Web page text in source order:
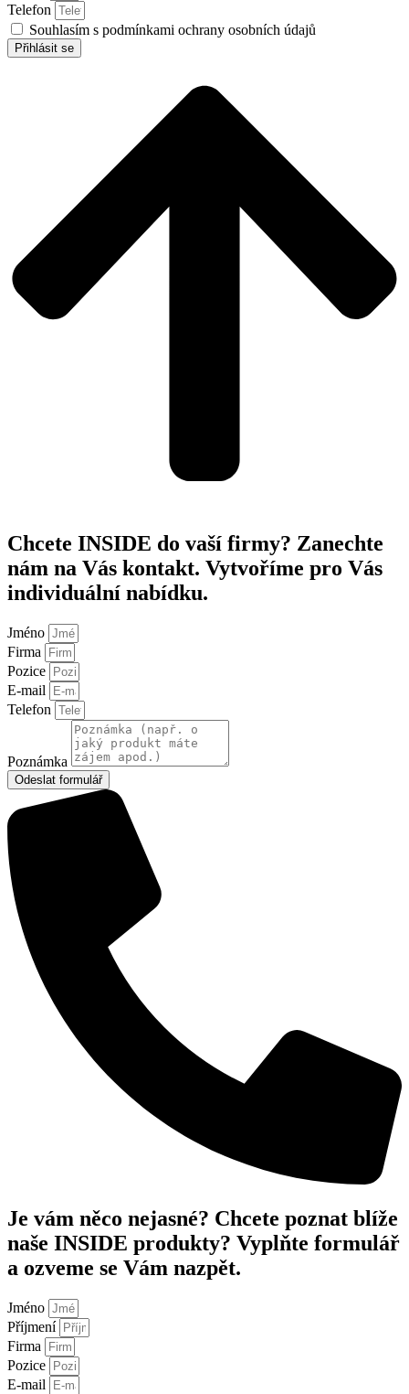
Telefon
Souhlasím s podmínkami ochrany osobních údajů
Přihlásit se
Chcete INSIDE do vaší firmy? Zanechte
nám na Vás kontakt. Vytvoříme pro Vás
individuální nabídku.
Jméno
Firma
Pozice
E-mail
Telefon
Poznámka
Odeslat formulář
Je vám něco nejasné? Chcete poznat blíže
naše INSIDE produkty? Vyplňte formulář
a ozveme se Vám nazpět.
Jméno
Příjmení
Firma
Pozice
E-mail